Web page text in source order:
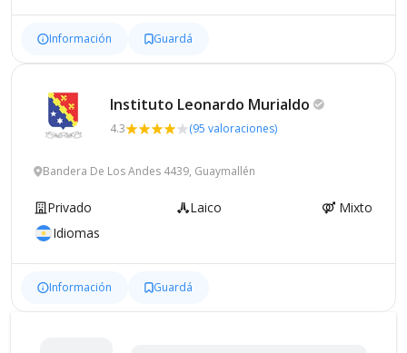
Información Guardá
Instituto Leonardo Murialdo
4.3 (95 valoraciones)
Bandera De Los Andes 4439, Guaymallén
Privado Laico
Mixto
Idiomas
Información Guardá